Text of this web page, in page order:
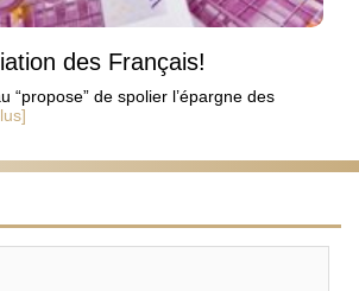
des Français!
“propose” de spolier l’épargne des